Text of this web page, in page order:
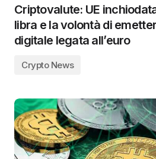
Criptovalute: UE
libra e la volontà di
digitale legata all’euro
Crypto News